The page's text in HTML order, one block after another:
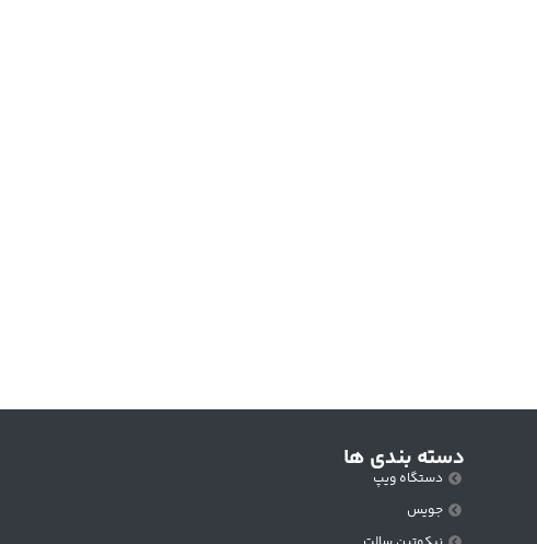
دسته بندی ها
دستگاه ویپ
جویس